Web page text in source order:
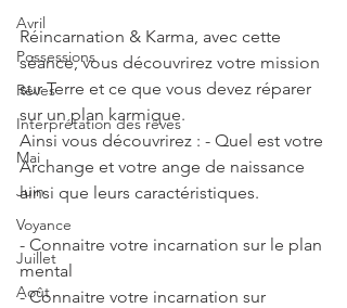
Avril
Possessions
Rêves
Interprétation des rêves
Mai
Juin
Voyance
Juillet
Août
Réincarnation & Karma, avec cette
séance, vous découvrirez votre mission
sur Terre et ce que vous devez réparer
sur un plan karmique.
Ainsi vous découvrirez : - Quel est votre
Archange et votre ange de naissance
ainsi que leurs caractéristiques.
- Connaitre votre incarnation sur le plan
mental
- Connaitre votre incarnation sur